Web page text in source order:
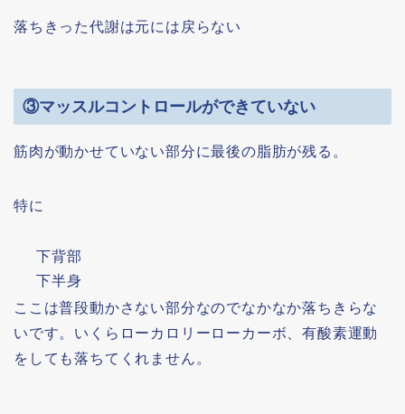
落ちきった代謝は元には戻らない
③マッスルコントロールができていない
筋肉が動かせていない部分に最後の脂肪が残る。
特に
下背部
下半身
ここは普段動かさない部分なのでなかなか落ちきらな
いです。いくらローカロリーローカーボ、有酸素運動
をしても落ちてくれません。